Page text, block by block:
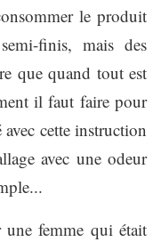
le produit
finis, mais des
que quand tout est
il faut faire pour
cette instruction
avec une odeur
femme qui était